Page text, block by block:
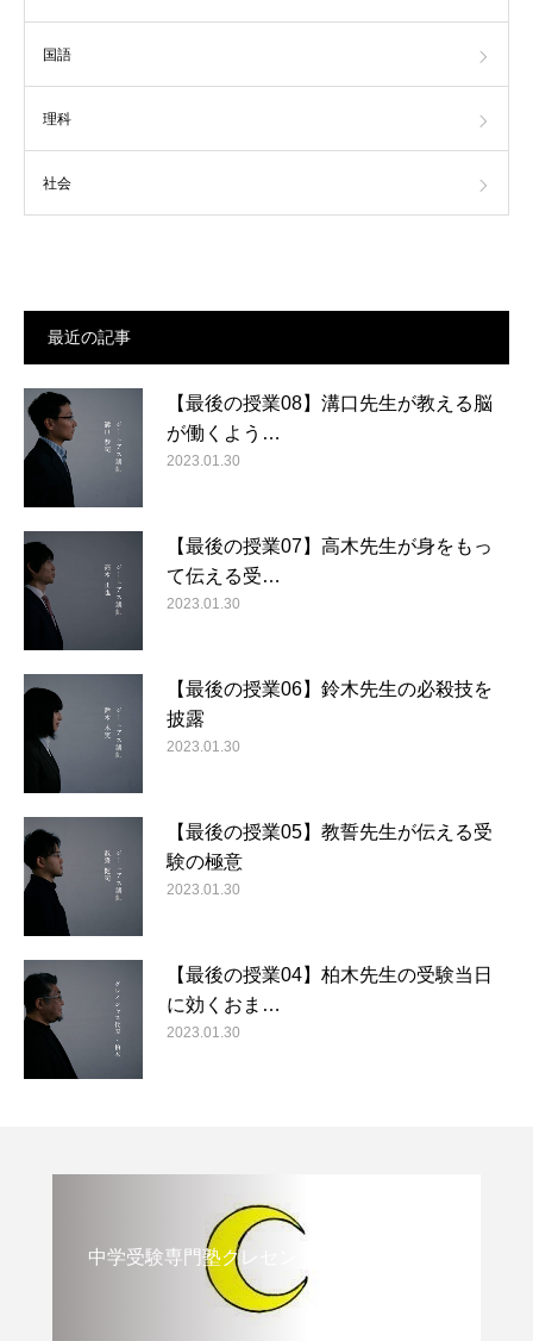
国語
理科
社会
最近の記事
【最後の授業08】溝口先生が教える脳
が働くよう…
2023.01.30
【最後の授業07】高木先生が身をもっ
て伝える受…
2023.01.30
【最後の授業06】鈴木先生の必殺技を
披露
2023.01.30
【最後の授業05】教誓先生が伝える受
験の極意
2023.01.30
【最後の授業04】柏木先生の受験当日
に効くおま…
2023.01.30
中学受験専門塾クレセント